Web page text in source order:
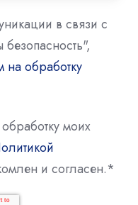
в связи с
на обработку
моих
и согласен.*